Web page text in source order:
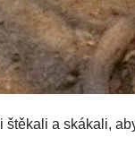
štěkali a skákali,